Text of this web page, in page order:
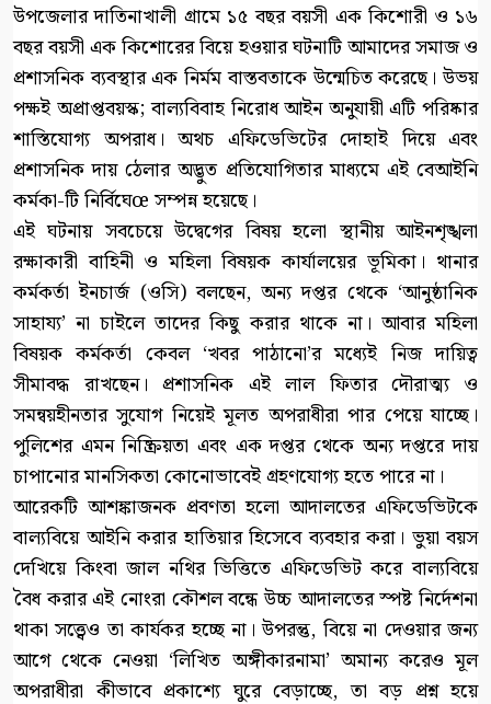
উপজেলার দাতিনাখালী গ্রামে ১৫ বছর বয়সী এক কিশোরী ও ১৬
বছর বয়সী এক কিশোরের বিয়ে হওয়ার ঘটনাটি আমাদের সমাজ ও
প্রশাসনিক ব্যবস্থার এক নির্মম বাস্তবতাকে উন্মেচিত করেছে। উভয়
পক্ষই অপ্রাপ্তবয়স্ক; বাল্যবিবাহ নিরোধ আইন অনুযায়ী এটি পরিষ্কার
শাস্তিযোগ্য অপরাধ। অথচ এফিডেভিটের দোহাই দিয়ে এবং
প্রশাসনিক দায় ঠেলার অদ্ভুত প্রতিযোগিতার মাধ্যমে এই বেআইনি
কর্মকা-টি নির্বিঘেœ সম্পন্ন হয়েছে।
এই ঘটনায় সবচেয়ে উদ্বেগের বিষয় হলো স্থানীয় আইনশৃঙ্খলা
রক্ষাকারী বাহিনী ও মহিলা বিষয়ক কার্যালয়ের ভূমিকা। থানার
কর্মকর্তা ইনচার্জ (ওসি) বলছেন, অন্য দপ্তর থেকে ‘আনুষ্ঠানিক
সাহায্য’ না চাইলে তাদের কিছু করার থাকে না। আবার মহিলা
বিষয়ক কর্মকর্তা কেবল ‘খবর পাঠানো’র মধ্যেই নিজ দায়িত্ব
সীমাবদ্ধ রাখছেন। প্রশাসনিক এই লাল ফিতার দৌরাত্ম্য ও
সমন্বয়হীনতার সুযোগ নিয়েই মূলত অপরাধীরা পার পেয়ে যাচ্ছে।
পুলিশের এমন নিষ্ক্রিয়তা এবং এক দপ্তর থেকে অন্য দপ্তরে দায়
চাপানোর মানসিকতা কোনোভাবেই গ্রহণযোগ্য হতে পারে না।
আরেকটি আশঙ্কাজনক প্রবণতা হলো আদালতের এফিডেভিটকে
বাল্যবিয়ে আইনি করার হাতিয়ার হিসেবে ব্যবহার করা। ভুয়া বয়স
দেখিয়ে কিংবা জাল নথির ভিত্তিতে এফিডেভিট করে বাল্যবিয়ে
বৈধ করার এই নোংরা কৌশল বন্ধে উচ্চ আদালতের স্পষ্ট নির্দেশনা
থাকা সত্ত্বেও তা কার্যকর হচ্ছে না। উপরন্তু, বিয়ে না দেওয়ার জন্য
আগে থেকে নেওয়া ‘লিখিত অঙ্গীকারনামা’ অমান্য করেও মূল
অপরাধীরা কীভাবে প্রকাশ্যে ঘুরে বেড়াচ্ছে, তা বড় প্রশ্ন হয়ে